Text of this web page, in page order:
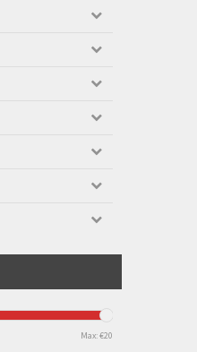
Max: €20